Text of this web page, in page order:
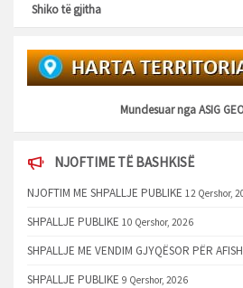
Shiko të gjitha
Mundesuar ngaASIG
NJOFTIME TË BASHKISË
NJOFTIM ME SHPALLJE PUBLIKE 12 Qershor,
SHPALLJE PUBLIKE 10 Qershor, 2026
SHPALLJE ME VENDIM GJYQËSOR PËR
SHPALLJE PUBLIKE 9 Qershor, 2026